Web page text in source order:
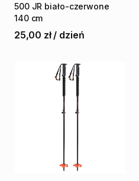
500 JR biało-czerwone
140 cm
25,00 zł / dzień